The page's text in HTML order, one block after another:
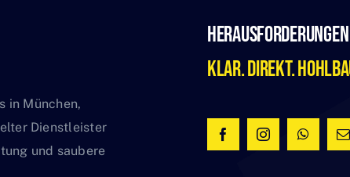
in München,
Dienstleister
und saubere
Klar. Direkt.